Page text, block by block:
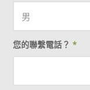
您的聯繫電話？*